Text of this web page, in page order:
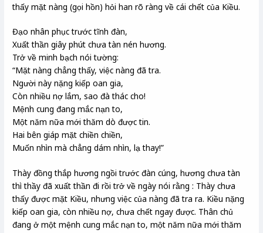
thấy mặt nàng (gọi hồn) hỏi han rõ ràng về cái chết của Kiều.
Đạo nhân phục trước tĩnh đàn,
Xuất thần giây phút chưa tàn nén hương.
Trở về minh bạch nói tường:
“Mặt nàng chẳng thấy, việc nàng đã tra.
Người này nặng kiếp oan gia,
Còn nhiều nợ lắm, sao đà thác cho!
Mệnh cung đang mắc nạn to,
Một năm nữa mới thăm dò được tin.
Hai bên giáp mặt chiền chiền,
Muốn nhìn mà chẳng dám nhìn, lạ thay!”
Thày đồng thắp hương ngồi trước đàn cúng, hương chưa tàn
thì thầy đã xuất thần đi rồi trở về ngày nói rằng : Thày chưa
thấy được mặt Kiều, nhưng việc của nàng đã tra ra. Kiều nặng
kiếp oan gia, còn nhiều nợ, chưa chết ngay được. Thân chủ
đang ở một mệnh cung mắc nạn to, một năm nữa mới thăm